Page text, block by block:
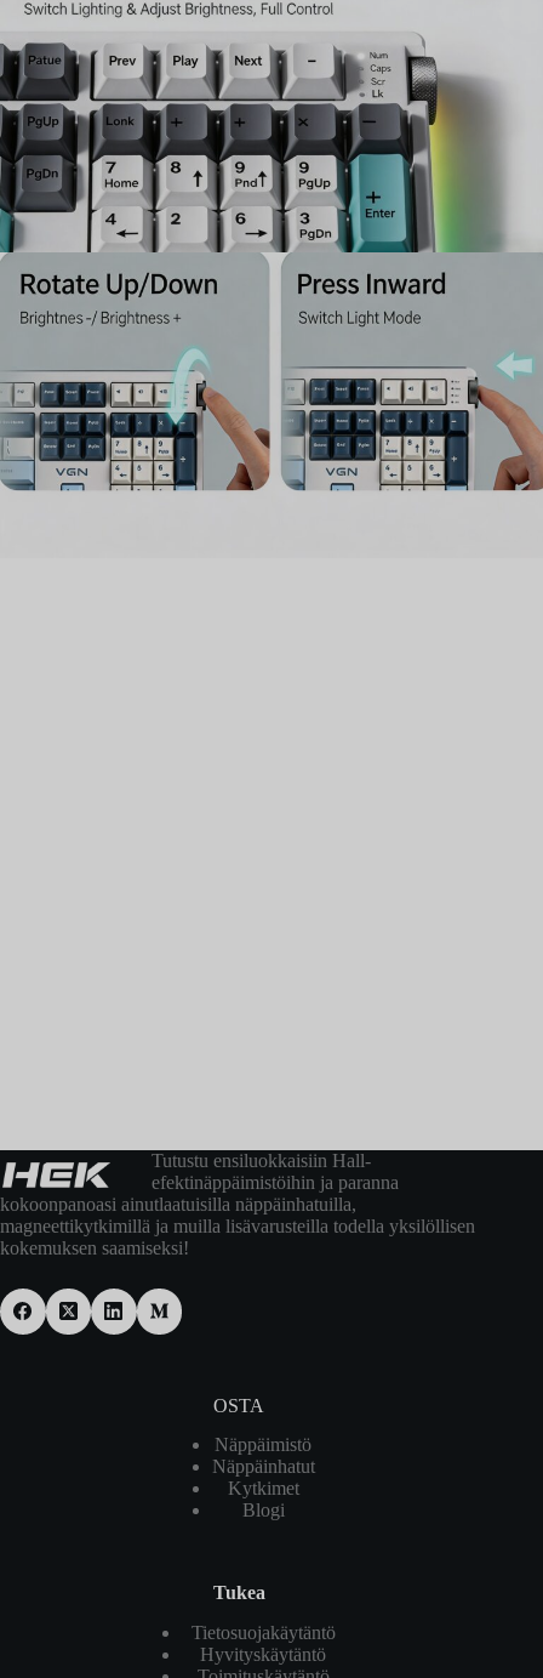
Tutustu ensiluokkaisiin Hall-
efektinäppäimistöihin ja paranna
kokoonpanoasi ainutlaatuisilla näppäinhatuilla,
magneettikytkimillä ja muilla lisävarusteilla todella yksilöllisen
kokemuksen saamiseksi!
OSTA
Näppäimistö
Näppäinhatut
Kytkimet
Blogi
Tukea
Tietosuojakäytäntö
Hyvityskäytäntö